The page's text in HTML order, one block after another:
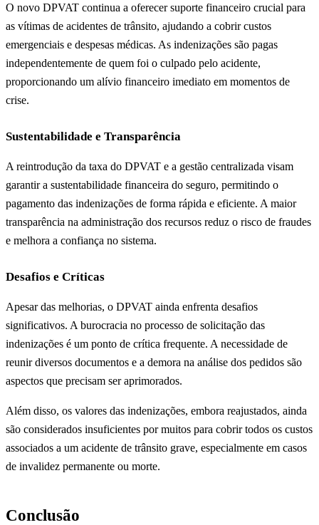
O novo DPVAT continua a oferecer suporte financeiro crucial para
as vítimas de acidentes de trânsito, ajudando a cobrir custos
emergenciais e despesas médicas. As indenizações são pagas
independentemente de quem foi o culpado pelo acidente,
proporcionando um alívio financeiro imediato em momentos de
crise.
Sustentabilidade e Transparência
A reintrodução da taxa do DPVAT e a gestão centralizada visam
garantir a sustentabilidade financeira do seguro, permitindo o
pagamento das indenizações de forma rápida e eficiente. A maior
transparência na administração dos recursos reduz o risco de fraudes
e melhora a confiança no sistema.
Desafios e Críticas
Apesar das melhorias, o DPVAT ainda enfrenta desafios
significativos. A burocracia no processo de solicitação das
indenizações é um ponto de crítica frequente. A necessidade de
reunir diversos documentos e a demora na análise dos pedidos são
aspectos que precisam ser aprimorados.
Além disso, os valores das indenizações, embora reajustados, ainda
são considerados insuficientes por muitos para cobrir todos os custos
associados a um acidente de trânsito grave, especialmente em casos
de invalidez permanente ou morte.
Conclusão